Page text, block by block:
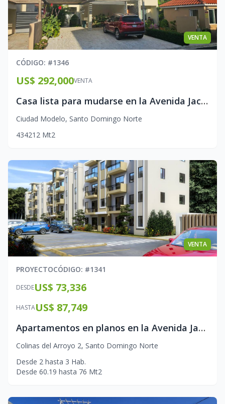
VENTA
CÓDIGO: #1346
VENTA
US$ 292,000
Casa lista para mudarse en la Avenida Jacobo Majluta
Ciudad Modelo, Santo Domingo Norte
434212 Mt2
VENTA
PROYECTOCÓDIGO: #1341
DESDEUS$ 73,336
HASTAUS$ 87,749
Apartamentos en planos en la Avenida Jacobo Majluta
Colinas del Arroyo 2, Santo Domingo Norte
Desde 2 hasta 3 Hab.
Desde 60.19 hasta 76 Mt2